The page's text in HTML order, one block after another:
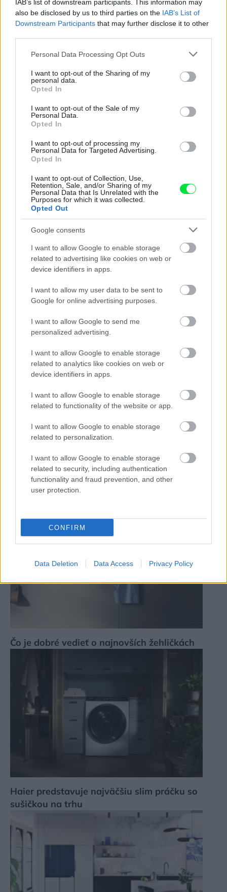
IAB’s list of downstream participants. This information may
also be disclosed by us to third parties on the IAB’s List of
Downstream Participants that may further disclose it to other
Please note that this website/app uses one or more Google
not limited to your visit or usage behaviour. You may click to
grant or deny consent to Google and its third-party tags to
use your data for below specified purposes in below Google
consent section.
Personal Data Processing Opt Outs
I want to opt-out of the Sharing of my
personal data.
Opted In
I want to opt-out of the Sale of my
Personal Data.
Opted In
I want to opt-out of processing my
Personal Data for Targeted Advertising.
Opted In
I want to opt-out of Collection, Use,
Retention, Sale, and/or Sharing of my
Personal Data that Is Unrelated with the
Purposes for which it was collected.
Opted Out
Google consents
I want to allow Google to enable storage
related to advertising like cookies on web or
device identifiers in apps.
I want to allow my user data to be sent to
Google for online advertising purposes.
I want to allow Google to send me
personalized advertising.
I want to allow Google to enable storage
related to analytics like cookies on web or
device identifiers in apps.
I want to allow Google to enable storage
related to functionality of the website or app.
I want to allow Google to enable storage
related to personalization.
I want to allow Google to enable storage
related to security, including authentication
functionality and fraud prevention, and other
user protection.
CONFIRM
Data Deletion Data Access Privacy Policy
4 domáce triky, ako otvoriť fľašu vína aj
bez vývrtky. Stačí pár vecí, ktoré už máte
doma (video)
Pridajte túto surovinu do prania, obliečky
budú hladšie a pevnejšie. Starý trik z
hotelov poznali už naše babičky
Ktorý hriankovač zvíťazil v najnovšom
redakčnom teste?
Čo je dobré vedieť o najnovších žehličkách
Haier predstavuje najväčšiu slim práčku so
sušičkou na trhu